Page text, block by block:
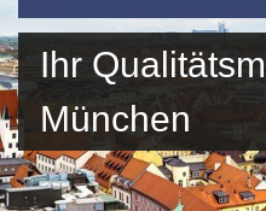
Ihr
München